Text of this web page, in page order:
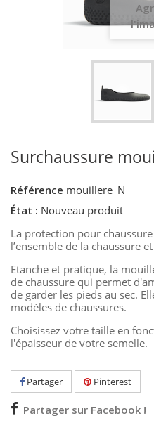
Surchaussure
Référence mouillere_N
État : Nouveau produit
La protection pour
l’ensemble de la chaussure
Etanche et pratique, la
de chaussure qui permet
de garder les pieds au sec. E
modèles de chaussures.
Choisissez votre taille en
l'épaisseur de votre semelle.
Partager Pinterest
Partager sur Facebook !